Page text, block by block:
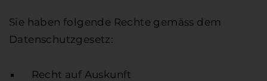
Sie haben folgende Rechte gemäss dem
Datenschutzgesetz:
Recht auf Auskunft